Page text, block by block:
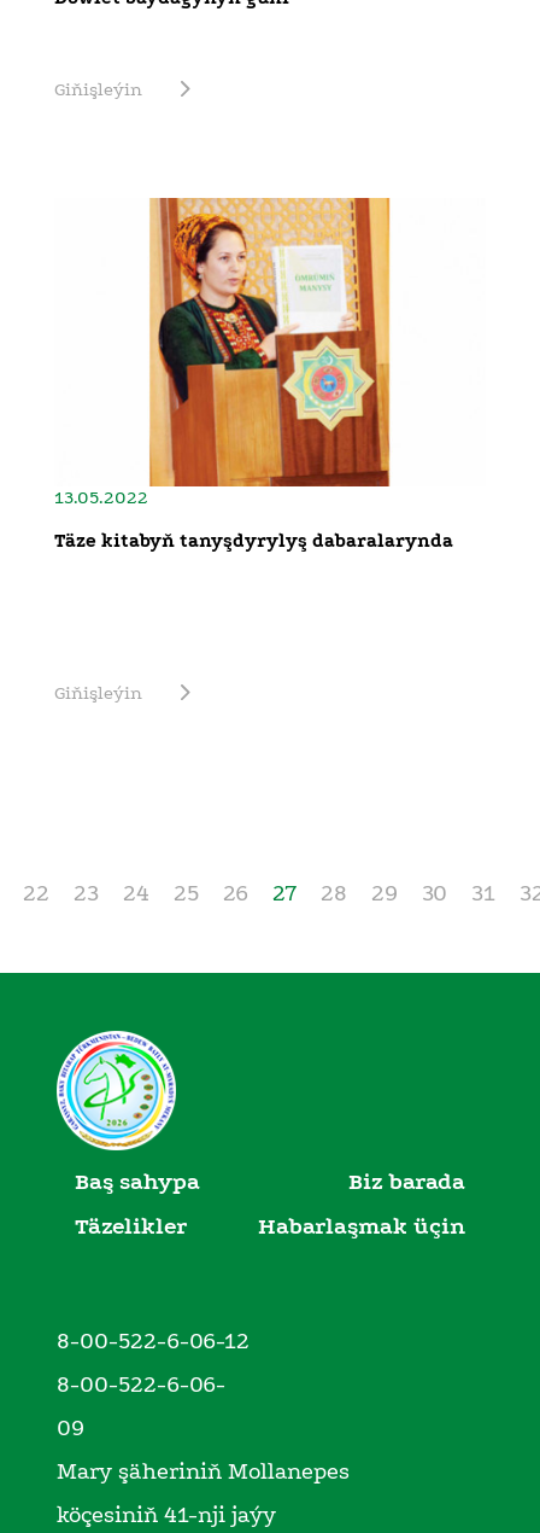
Giňişleýin
13.05.2022
Täze kitabyň tanyşdyrylyş dabaralarynda
Giňişleýin
22 23 24 25 26 27 28 29 30 31
Baş sahypa
Biz barada
Täzelikler
Habarlaşmak üçin
8-00-522-6-06-12
8-00-522-6-06-
09
Mary şäheriniň Mollanepes
köçesiniň 41-nji jaýy